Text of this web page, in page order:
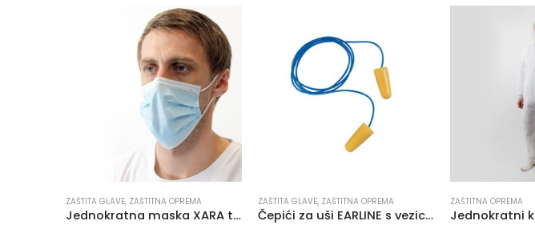
ZAŠTITA GLAVE, ZAŠTITNA OPREMA
Jednokratna maska XARA troslojna 50/1
ZAŠTITA GLAVE, ZAŠTITNA OPREMA
Čepići za uši EARLINE s vezicom
ZAŠTITNA OPREMA
Jednokratni